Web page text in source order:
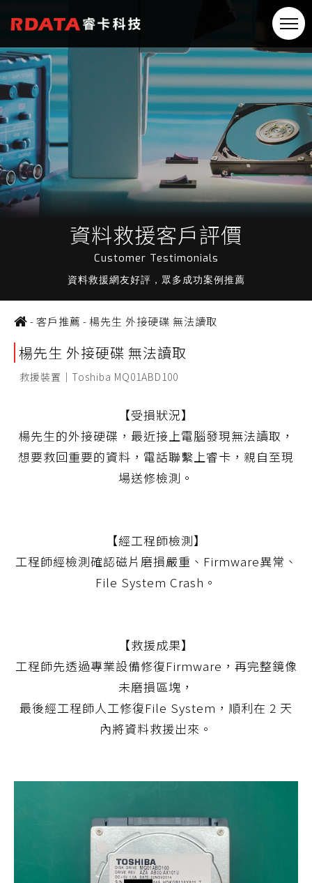
資料救援客戶評價
Customer Testimonials
資料救援網友好評，眾多成功案例推薦
-客戶推薦 -楊先生 外接硬碟 無法讀取
楊先生 外接硬碟 無法讀取
救援裝置｜Toshiba MQ01ABD100
【受損狀況】
楊先生的外接硬碟，最近接上電腦發現無法讀取，
想要救回重要的資料，電話聯繫上睿卡，親自至現
場送修檢測。
【經工程師檢測】
工程師經檢測確認磁片磨損嚴重、Firmware異常、
File System Crash。
【救援成果】
工程師先透過專業設備修復Firmware，再完整鏡像
未磨損區塊，
最後經工程師人工修復File System，順利在 2 天
內將資料救援出來。